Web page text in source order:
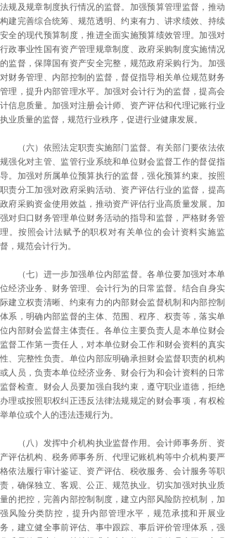
法规及规章制度执行情况的监督。加强预算管理监督，推动
构建完善综合统筹、规范透明、约束有力、讲求绩效、持续
安全的现代预算制度，推进全面实施预算绩效管理。加强对
行政事业性国有资产管理规章制度、政府采购制度实施情况
的监督，保障国有资产安全完整，规范政府采购行为。加强
对财务管理、内部控制的监督，督促指导相关单位规范财务
管理，提升内部管理水平。加强对会计行为的监督，提高会
计信息质量。加强对注册会计师、资产评估和代理记账行业
执业质量的监督，规范行业秩序，促进行业健康发展。
（六）依照法定职责实施部门监督。有关部门要依法依
规强化对主管、监管行业系统和单位财会监督工作的督促指
导。加强对所属单位预算执行的监督，强化预算约束。按照
职责分工加强对政府采购活动、资产评估行业的监督，提高
政府采购资金使用效益，推动资产评估行业高质量发展。加
强对归口财务管理单位财务活动的指导和监督，严格财务管
理。按照会计法赋予的职权对有关单位的会计资料实施监
督，规范会计行为。
（七）进一步加强单位内部监督。各单位要加强对本单
位经济业务、财务管理、会计行为的日常监督。结合自身实
际建立权责清晰、约束有力的内部财会监督机制和内部控制
体系，明确内部监督的主体、范围、程序、权责等，落实单
位内部财会监督主体责任。各单位主要负责人是本单位财会
监督工作第一责任人，对本单位财会工作和财会资料的真实
性、完整性负责。单位内部应明确承担财会监督职责的机构
或人员，负责本单位经济业务、财会行为和会计资料的日常
监督检查。财会人员要加强自我约束，遵守职业道德，拒绝
办理或按照职权纠正违反法律法规规定的财会事项，有权检
举单位或个人的违法违规行为。
（八）发挥中介机构执业监督作用。会计师事务所、资
产评估机构、税务师事务所、代理记账机构等中介机构要严
格依法履行审计鉴证、资产评估、税收服务、会计服务等职
责，确保独立、客观、公正、规范执业。切实加强对执业质
量的把控，完善内部控制制度，建立内部风险防控机制，加
强风险分类防控，提升内部管理水平，规范承揽和开展业
务，建立健全事前评估、事中跟踪、事后评价管理体系，强